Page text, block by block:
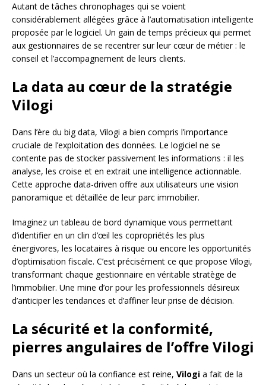
Autant de tâches chronophages qui se voient
considérablement allégées grâce à l’automatisation intelligente
proposée par le logiciel. Un gain de temps précieux qui permet
aux gestionnaires de se recentrer sur leur cœur de métier : le
conseil et l’accompagnement de leurs clients.
La data au cœur de la stratégie
Vilogi
Dans l’ère du big data, Vilogi a bien compris l’importance
cruciale de l’exploitation des données. Le logiciel ne se
contente pas de stocker passivement les informations : il les
analyse, les croise et en extrait une intelligence actionnable.
Cette approche data-driven offre aux utilisateurs une vision
panoramique et détaillée de leur parc immobilier.
Imaginez un tableau de bord dynamique vous permettant
d’identifier en un clin d’œil les copropriétés les plus
énergivores, les locataires à risque ou encore les opportunités
d’optimisation fiscale. C’est précisément ce que propose Vilogi,
transformant chaque gestionnaire en véritable stratège de
l’immobilier. Une mine d’or pour les professionnels désireux
d’anticiper les tendances et d’affiner leur prise de décision.
La sécurité et la conformité,
pierres angulaires de l’offre Vilogi
Dans un secteur où la confiance est reine, Vilogi a fait de la